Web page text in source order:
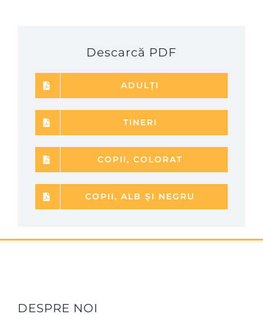
Descarcă PDF
ADULȚI
TINERI
COPII, COLORAT
COPII, ALB ȘI NEGRU
DESPRE NOI